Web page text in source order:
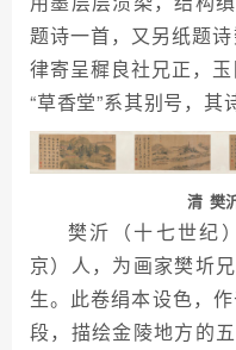
题诗一首，又另纸题
律寄呈穉良社兄正，玉
“草香堂”系其别号，其
清 樊
樊沂（十七世纪
京）人，为画家樊圻
生。此卷绢本设色，
段，描绘金陵地方的